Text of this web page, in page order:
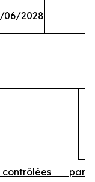
06/2028
par